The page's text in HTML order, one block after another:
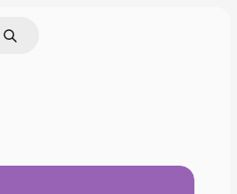
検索
検索